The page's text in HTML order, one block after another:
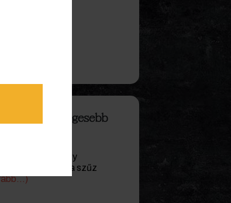
egészségesebb
rakott krumplit egy
helyette extra szűz